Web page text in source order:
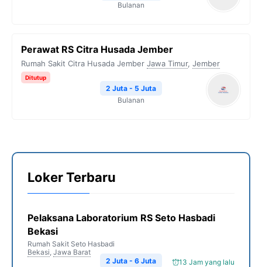
Bulanan
Perawat RS Citra Husada Jember
Rumah Sakit Citra Husada Jember Jawa Timur, Jember
Ditutup
2 Juta - 5 Juta
Bulanan
Loker Terbaru
Pelaksana Laboratorium RS Seto Hasbadi
Bekasi
Rumah Sakit Seto Hasbadi
Bekasi, Jawa Barat
13 Jam yang lalu
2 Juta - 6 Juta